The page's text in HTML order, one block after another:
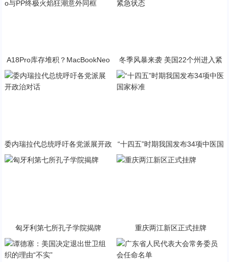
A18Pro库存堆积？MacBookNeo
与PP终极火焰狂潮意外同框
冬季风暴来袭 美国22个州进入紧
急状态
委内瑞拉代总统呼吁各党派展开政
“十四五”时期我国发布34项中医国
匈牙利第七所孔子学院揭牌 重庆两江新区正式挂牌